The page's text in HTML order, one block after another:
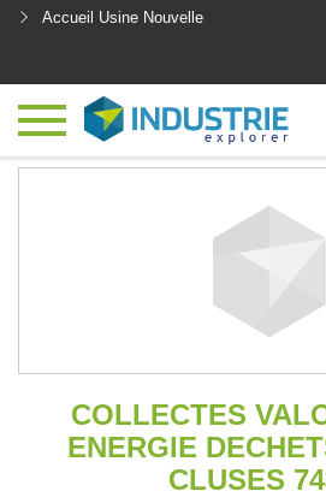
Accueil Usine Nouvelle
COLLECTES
ENERGIE
CLUSES